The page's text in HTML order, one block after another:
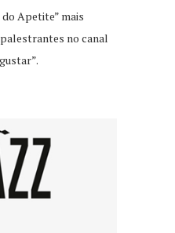
Apetite” mais
no canal